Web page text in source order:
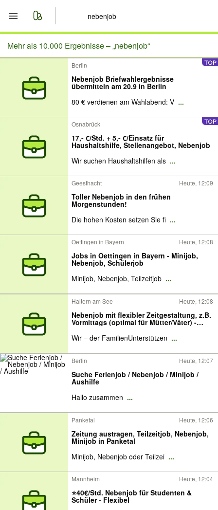
Start
Nachrichten
Anzeige aufgeben
Mehr als 10.000 Ergebnisse –„nebenjob“
Berlin
Nebenjob Briefwahlergebnisse
übermitteln am 20.9 in Berlin
80 € verdienen am Wahlabend: V ...
Osnabrück
17,- €/Std. + 5,- €/Einsatz für
Haushaltshilfe, Stellenangebot, Nebenjob
Wir suchen Haushaltshilfen als ...
Geesthacht Heute, 12:09
Toller Nebenjob in den frühen
Morgenstunden!
Die hohen Kosten setzen Sie fi ...
Oettingen in Bayern Heute, 12:08
Jobs in Oettingen in Bayern - Minijob,
Nebenjob, Schülerjob
Minijob, Nebenjob, Teilzeitjob ...
Haltern am See Heute, 12:08
Nebenjob mit flexibler Zeitgestaltung, z.B.
Vormittags (optimal für Mütter/Väter) -
Hilfe als Übungsleiter / Nebenjob (m/w/d)
Wir – der FamilienUnterstützen ...
Berlin Heute, 12:07
Suche Ferienjob / Nebenjob / Minijob /
Aushilfe
Hallo zusammen ...
Panketal Heute, 12:06
Zeitung austragen, Teilzeitjob, Nebenjob,
Minijob in Panketal
Minijob, Nebenjob oder Teilzei ...
Mannheim Heute, 12:04
⭐40€/Std. Nebenjob für Studenten &
Schüler - Flexibel